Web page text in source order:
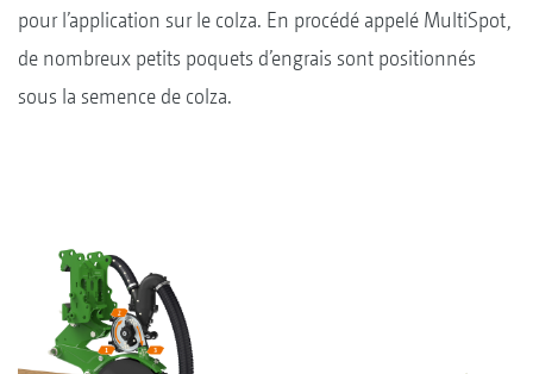
pour l’application sur le colza. En procédé appelé MultiSpot,
de nombreux petits poquets d’engrais sont positionnés
sous la semence de colza.